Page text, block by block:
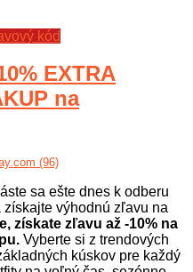
kód
EXTRA
na
(96)
sa ešte dnes k odberu
výhodnú zľavu na
získate zľavu až -10% na
Vyberte si z trendových
kúskov pre každý